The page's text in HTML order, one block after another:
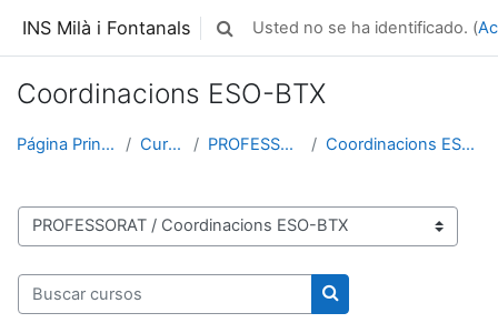
INS Milà i Fontanals Selector de búsqueda de entrada
Usted no se ha identificado. (
Coordinacions ESO-BTX
Página Principal Cursos PROFESSORAT Coordinacions ESO-BTX
Categorías
Buscar cursos
Buscar cursos